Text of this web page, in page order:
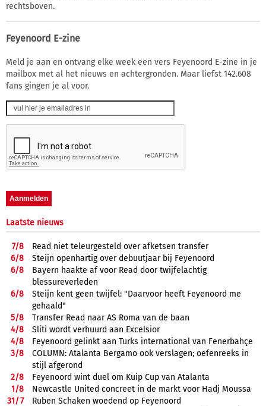
rechtsboven.
Feyenoord E-zine
Meld je aan en ontvang elke week een vers Feyenoord E-zine in je
mailbox met al het nieuws en achtergronden. Maar liefst 142.608
fans gingen je al voor.
Laatste nieuws
7/8
Read niet teleurgesteld over afketsen transfer
6/8
Steijn openhartig over debuutjaar bij Feyenoord
6/8
Bayern haakte af voor Read door twijfelachtig
blessureverleden
6/8
Steijn kent geen twijfel: "Daarvoor heeft Feyenoord me
gehaald"
5/8
Transfer Read naar AS Roma van de baan
4/8
Sliti wordt verhuurd aan Excelsior
4/8
Feyenoord gelinkt aan Turks international van Fenerbahçe
3/8
COLUMN: Atalanta Bergamo ook verslagen; oefenreeks in
stijl afgerond
2/8
Feyenoord wint duel om Kuip Cup van Atalanta
1/8
Newcastle United concreet in de markt voor Hadj Moussa
31/7
Ruben Schaken woedend op Feyenoord